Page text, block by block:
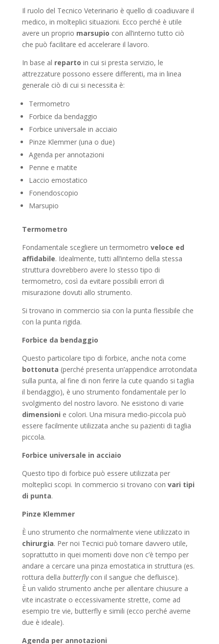
Il ruolo del Tecnico Veterinario è quello di coadiuvare il
medico, in molteplici situazioni. Ecco perché è utile
avere un proprio marsupio con all’interno tutto ciò
che può facilitare ed accelerare il lavoro.
In base al reparto in cui si presta servizio, le
attrezzature possono essere differenti, ma in linea
generale ciò di cui si necessita è:
Termometro
Forbice da bendaggio
Forbice universale in acciaio
Pinze Klemmer (una o due)
Agenda per annotazioni
Penne e matite
Laccio emostatico
Fonendoscopio
Marsupio
Termometro
Fondamentale scegliere un termometro veloce ed
affidabile. Idealmente, tutti all’interno della stessa
struttura dovrebbero avere lo stesso tipo di
termometro, così da evitare possibili errori di
misurazione dovuti allo strumento.
Si trovano in commercio sia con la punta flessibile che
con la punta rigida.
Forbice da bendaggio
Questo particolare tipo di forbice, anche nota come
bottonuta (perché presenta un’appendice arrotondata
sulla punta, al fine di non ferire la cute quando si taglia
il bendaggio), è uno strumento fondamentale per lo
svolgimento del nostro lavoro. Ne esistono di varie
dimensioni e colori. Una misura medio-piccola può
essere facilmente utilizzata anche su pazienti di taglia
piccola.
Forbice universale in acciaio
Questo tipo di forbice può essere utilizzata per
molteplici scopi. In commercio si trovano con vari tipi
di punta.
Pinze Klemmer
È uno strumento che normalmente viene utilizzato in
chirurgia. Per noi Tecnici può tornare davvero utile,
soprattutto in quei momenti dove non c’è tempo per
andare a cercare una pinza emostatica in struttura (es.
rottura della butterflycon il sangue che defluisce).
È un valido strumento anche per allentare chiusure a
vite incastrate o eccessivamente strette, come ad
esempio tre vie, butterfly e simili (ecco perché averne
due è ideale).
Agenda per annotazioni